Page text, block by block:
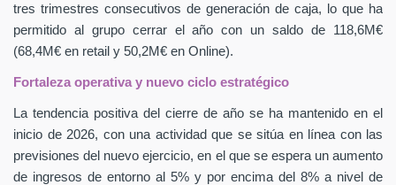
tres trimestres consecutivos de generación de caja, lo que ha
permitido al grupo cerrar el año con un saldo de 118,6M€
(68,4M€ en retail y 50,2M€ en Online).
Fortaleza operativa y nuevo ciclo estratégico
La tendencia positiva del cierre de año se ha mantenido en el
inicio de 2026, con una actividad que se sitúa en línea con las
previsiones del nuevo ejercicio, en el que se espera un aumento
de ingresos de entorno al 5% y por encima del 8% a nivel de